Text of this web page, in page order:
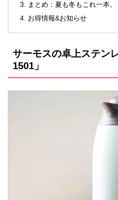
まとめ：夏も冬もこれ一本。
お得情報&お知らせ
サーモスの卓上ステン
1501」